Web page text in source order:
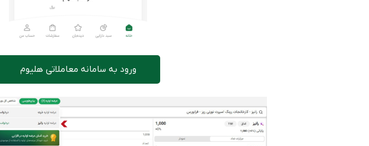
ورود به سامانه معاملاتی هلیوم